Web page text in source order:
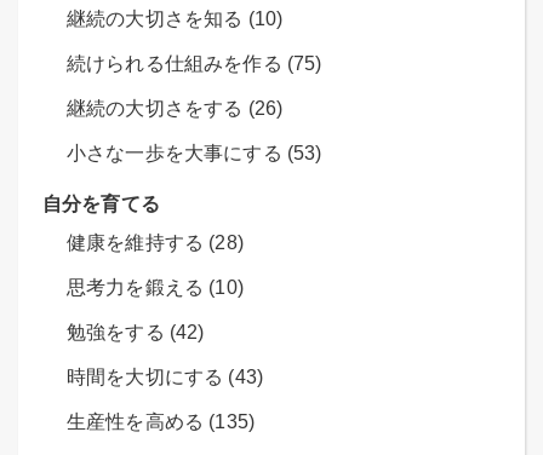
継続の大切さを知る (10)
続けられる仕組みを作る (75)
継続の大切さをする (26)
小さな一歩を大事にする (53)
自分を育てる
健康を維持する (28)
思考力を鍛える (10)
勉強をする (42)
時間を大切にする (43)
生産性を高める (135)